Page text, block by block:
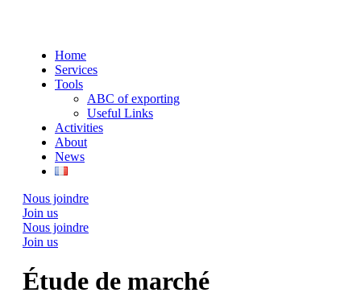
Home
Services
Tools
ABC of exporting
Useful Links
Activities
About
News
Nous joindre
Join us
Nous joindre
Join us
Étude de marché